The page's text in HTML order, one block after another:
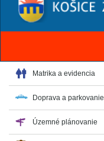
Matrika a evidencia
Doprava a parkovanie
Územné plánovanie